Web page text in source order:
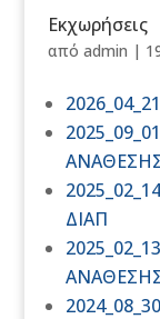
Εκχωρήσεις
από admin |
ΔΙΑΠ